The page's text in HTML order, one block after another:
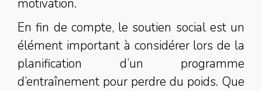
motivation.
En fin de compte, le soutien social est un
élément important à considérer lors de la
planification d’un programme
d’entraînement pour perdre du poids. Que